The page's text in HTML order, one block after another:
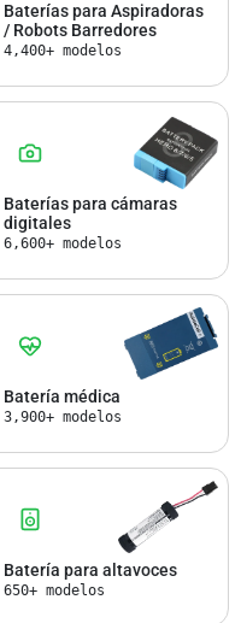
Baterías para Aspiradoras
/ Robots Barredores
4,400+ modelos
Baterías para cámaras
digitales
6,600+ modelos
Batería médica
3,900+ modelos
Batería para altavoces
650+ modelos